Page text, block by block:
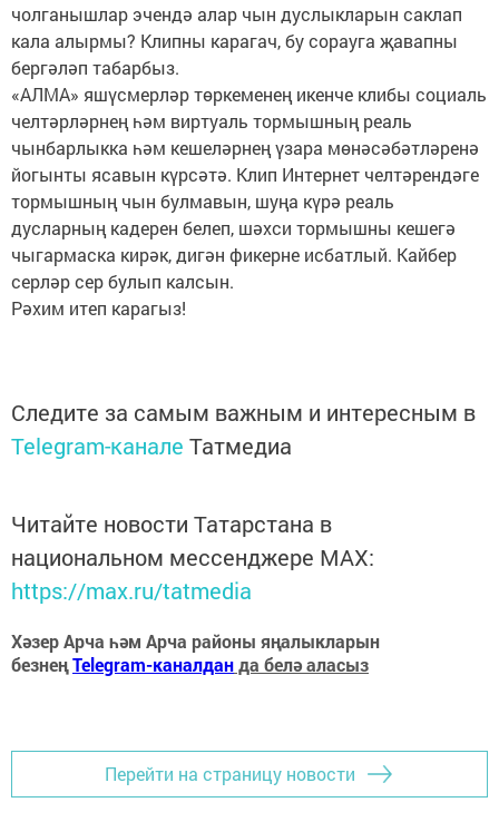
чолганышлар эчендә алар чын дуслыкларын саклап
кала алырмы? Клипны карагач, бу сорауга җавапны
бергәләп табарбыз.
«АЛМА» яшүсмерләр төркеменең икенче клибы социаль
челтәрләрнең һәм виртуаль тормышның реаль
чынбарлыкка һәм кешеләрнең үзара мөнәсәбәтләренә
йогынты ясавын күрсәтә. Клип Интернет челтәрендәге
тормышның чын булмавын, шуңа күрә реаль
дусларның кадерен белеп, шәхси тормышны кешегә
чыгармаска кирәк, дигән фикерне исбатлый. Кайбер
серләр сер булып калсын.
Рәхим итеп карагыз!
Следите за самым важным и интересным в
Telegram-канале Татмедиа
Читайте новости Татарстана в
национальном мессенджере MАХ:
https://max.ru/tatmedia
Хәзер Арча һәм Арча районы яңалыкларын
безнеңTelegram-каналданда белә аласыз
Перейти на страницу новости